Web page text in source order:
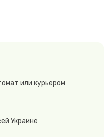
или курьером
Украине